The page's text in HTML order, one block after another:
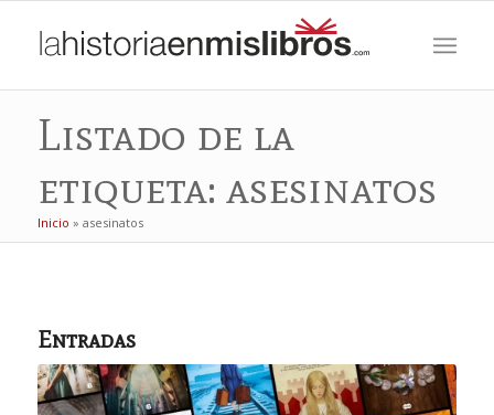
Listado de la
etiqueta: asesinatos
Inicio » asesinatos
Entradas